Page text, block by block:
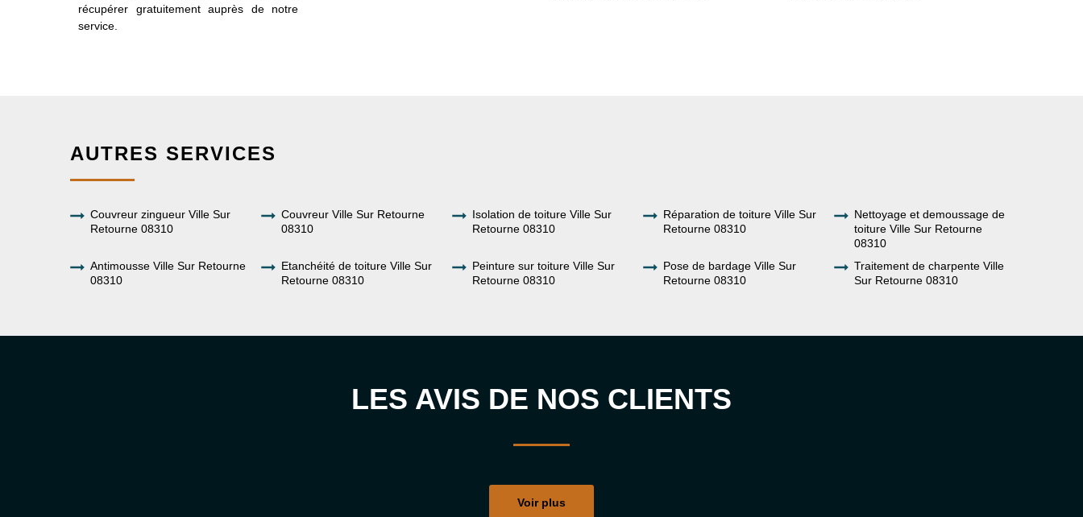
récupérer gratuitement auprès de notre
service.
AUTRES SERVICES
Couvreur zingueur Ville Sur
Retourne 08310
Couvreur Ville Sur Retourne
08310
Isolation de toiture Ville Sur
Retourne 08310
Réparation de toiture Ville Sur
Retourne 08310
Nettoyage et demoussage de
toiture Ville Sur Retourne
08310
Antimousse Ville Sur Retourne
08310
Etanchéité de toiture Ville Sur
Retourne 08310
Peinture sur toiture Ville Sur
Retourne 08310
Pose de bardage Ville Sur
Retourne 08310
Traitement de charpente Ville
Sur Retourne 08310
LES AVIS DE NOS CLIENTS
Voir plus